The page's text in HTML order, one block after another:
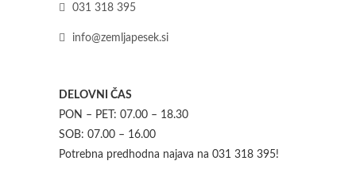
031 318 395
info@zemljapesek.si
DELOVNI ČAS
PON – PET: 07.00 – 18.30
SOB: 07.00 – 16.00
Potrebna predhodna najava na 031 318 395!